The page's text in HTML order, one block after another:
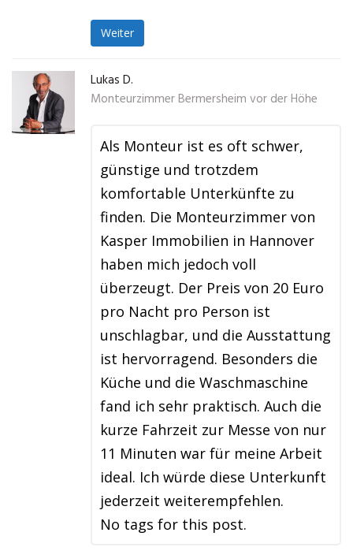
Weiter
Lukas D.
Monteurzimmer Bermersheim vor der Höhe
Als Monteur ist es oft schwer,
günstige und trotzdem
komfortable Unterkünfte zu
finden. Die Monteurzimmer von
Kasper Immobilien in Hannover
haben mich jedoch voll
überzeugt. Der Preis von 20 Euro
pro Nacht pro Person ist
unschlagbar, und die Ausstattung
ist hervorragend. Besonders die
Küche und die Waschmaschine
fand ich sehr praktisch. Auch die
kurze Fahrzeit zur Messe von nur
11 Minuten war für meine Arbeit
ideal. Ich würde diese Unterkunft
jederzeit weiterempfehlen.
No tags for this post.